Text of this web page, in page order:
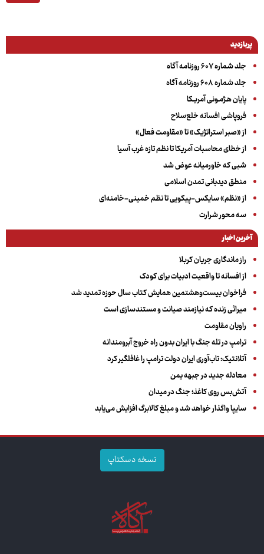
پربازدید
جلد شماره ۶۰۷ روزنامه آگاه
جلد شماره ۶۰۸ روزنامه آگاه
پایان هـژمـونی آمریـکا
فروپاشی افسانه خلع‌سلاح
از «صبر استراتژیک» تا «مقاومت فعال»
از خطای محاسبات آمریکا تا نظم تازه غرب آسیا
شبی که خاورمیانه عوض شد
منطق دیدبانی تمدن اسلامی
از «نظم» سایکس-پیکویی تا نظم خمینی-خامنه‌ای
سه‌ محور شرارت
آخرین اخبار
راز ماندگاری جریان کربلا
از افسانه تا واقعیت ادبیات برای کودک
فراخوان بیست‌وهشتمین همایش کتاب سال حوزه تمدید شد
میراثی زنده که نیازمند صیانت و مستندسازی است
راویان مقاومت
ترامپ در تله جنگ با ایران بدون راه خروج آبرومندانه
آتلانتیک: تاب‌آوری ایران دولت ترامپ را غافلگیر کرد
معادله جدید در جبهه یمن
آتش‌بس روی کاغذ؛ جنگ در میدان
سایپا واگذار خواهد شد و مبلغ کالابرگ افزایش می‌یابد
نسخه دسکتاپ